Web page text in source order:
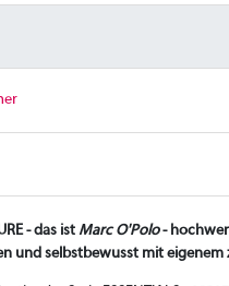
- das ist Marc O'Polo-
und selbstbewusst mit eigenem